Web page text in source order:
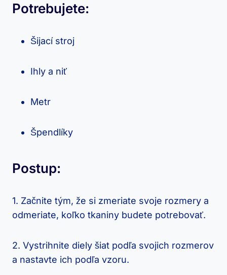
Potrebujete:
Šijací stroj
Ihly a​ niť
Metr
Špendlíky
Postup:
1. Začnite tým, ⁢že si ⁢zmeriate svoje rozmery a
odmeriate, koľko tkaniny budete potrebovať.
2. Vystrihnite diely šiat podľa svojich rozmerov
a nastavte ich podľa vzoru.